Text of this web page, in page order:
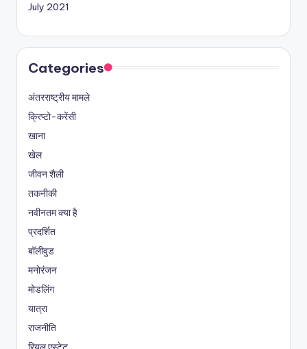
July 2021
Categories
अंतरराष्ट्रीय मामले
क्रिप्टो-करेंसी
खाना
खेल
जीवन शैली
तकनीकी
नवीनतम क्या है
प्रदर्शित
बॉलीवुड
मनोरंजन
मोडलिंग
यात्रा
राजनीति